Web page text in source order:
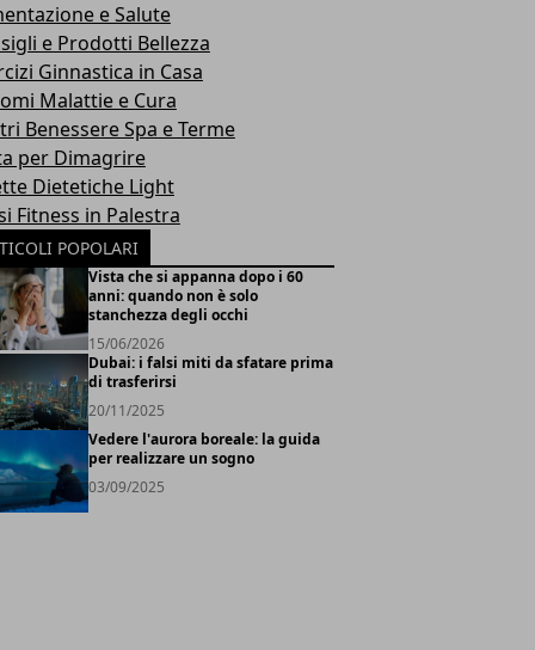
e Salute
e Prodotti Bellezza
Ginnastica in Casa
Malattie e Cura
Benessere Spa e Terme
per Dimagrire
Dietetiche Light
Fitness in Palestra
POPOLARI
Vista che si appanna dopo i 60
anni: quando non è solo
stanchezza degli occhi
15/06/2026
Dubai: i falsi miti da sfatare prima
di trasferirsi
20/11/2025
Vedere l'aurora boreale: la guida
per realizzare un sogno
03/09/2025